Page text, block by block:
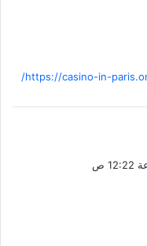
https://casino-in-